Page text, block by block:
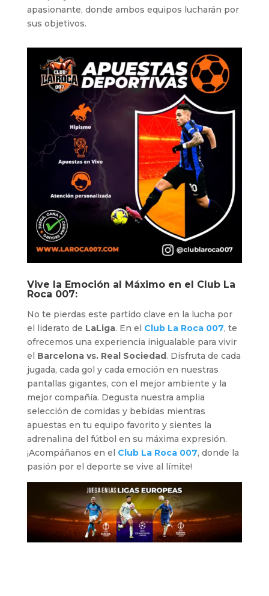
apasionante, donde ambos equipos lucharán por
sus objetivos.
Vive la Emoción al Máximo en el Club La
Roca 007:
No te pierdas este partido clave en la lucha por
el liderato de LaLiga. En el Club La Roca 007, te
ofrecemos una experiencia inigualable para vivir
el Barcelona vs. Real Sociedad. Disfruta de cada
jugada, cada gol y cada emoción en nuestras
pantallas gigantes, con el mejor ambiente y la
mejor compañía. Degusta nuestra amplia
selección de comidas y bebidas mientras
apuestas en tu equipo favorito y sientes la
adrenalina del fútbol en su máxima expresión.
¡Acompáñanos en el Club La Roca 007, donde la
pasión por el deporte se vive al límite!